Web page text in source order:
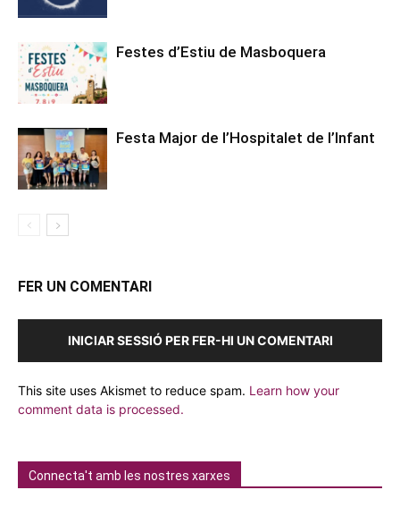
Festes d’Estiu de Masboquera
Festa Major de l’Hospitalet de l’Infant
FER UN COMENTARI
INICIAR SESSIÓ PER FER-HI UN COMENTARI
This site uses Akismet to reduce spam. Learn how your
comment data is processed.
Connecta't amb les nostres xarxes